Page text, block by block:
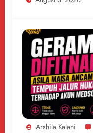
Arshila Kalani